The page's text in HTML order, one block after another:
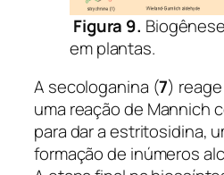
Figura 9.
em plantas.
A secologanina (7)
uma reação de Mannich
para dar a estritosidina,
formação de inúmeros